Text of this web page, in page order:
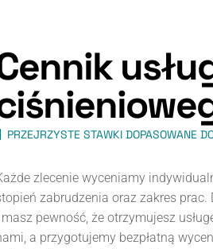
ennik usłu
iśnieniowe
PRZEJRZYSTE STAWKI DOPASOWANE
zlecenie wyceniamy
zabrudzenia oraz zakres prac.
pewność, że otrzymujesz
a przygotujemy bezpłatną